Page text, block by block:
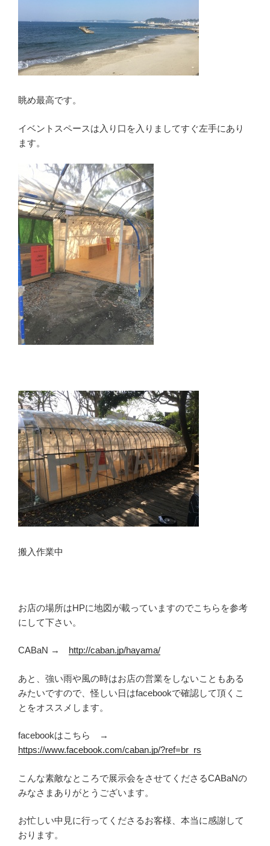
眺め最高です。
イベントスペースは入り口を入りましてすぐ左手にあり
ます。
搬入作業中
お店の場所はHPに地図が載っていますのでこちらを参考
にして下さい。
CABaN → http://caban.jp/hayama/
あと、強い雨や風の時はお店の営業をしないこともある
みたいですので、怪しい日はfacebookで確認して頂くこ
とをオススメします。
facebookはこちら →
https://www.facebook.com/caban.jp/?ref=br_rs
こんな素敵なところで展示会をさせてくださるCABaNの
みなさまありがとうございます。
お忙しい中見に行ってくださるお客様、本当に感謝して
おります。